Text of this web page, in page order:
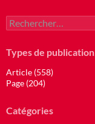
Rechercher :
Types de publication
Article (558)
Page (204)
Catégories